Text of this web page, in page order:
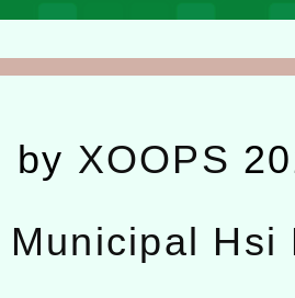
by XOOPS
Municipal Hsi